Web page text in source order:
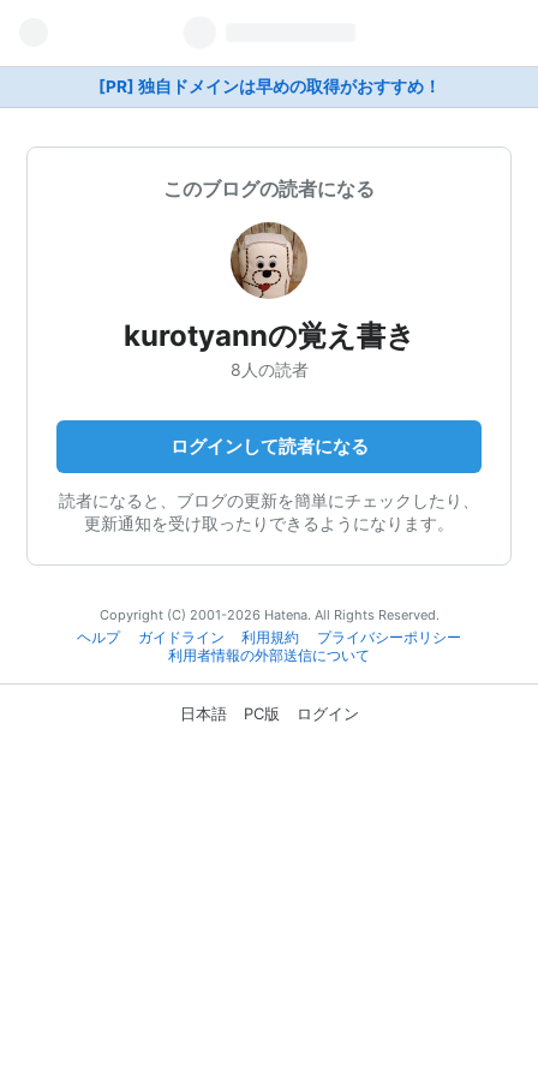
[PR] 独自ドメインは早めの取得がおすすめ！
このブログの読者になる
kurotyannの覚え書き
8人の読者
ログインして読者になる
読者になると、ブログの更新を簡単にチェックしたり、
更新通知を受け取ったりできるようになります。
Copyright (C) 2001-2026 Hatena. All Rights Reserved.
ヘルプ
ガイドライン 利用規約
プライバシーポリシー
利用者情報の外部送信について
日本語 PC版 ログイン